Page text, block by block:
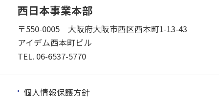
西日本事業本部
〒550-0005 大阪府大阪市西区西本町1-13-43
アイデム西本町ビル
TEL. 06-6537-5770
個人情報保護方針